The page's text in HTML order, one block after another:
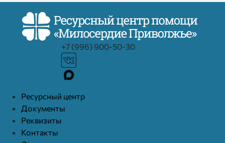
+7 (996) 900-50-30
Ресурcный центр
Документы
Реквизиты
Контакты